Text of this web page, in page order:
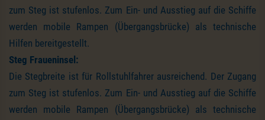
zum Steg ist stufenlos. Zum Ein- und Ausstieg auf die Schiffe
werden mobile Rampen (Übergangsbrücke) als technische
Hilfen bereitgestellt.
Steg Fraueninsel:
Die Stegbreite ist für Rollstuhlfahrer ausreichend. Der Zugang
zum Steg ist stufenlos. Zum Ein- und Ausstieg auf die Schiffe
werden mobile Rampen (Übergangsbrücke) als technische